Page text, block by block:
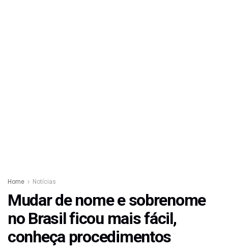
Home Notícias
Mudar de nome e sobrenome
no Brasil ficou mais fácil,
conheça procedimentos